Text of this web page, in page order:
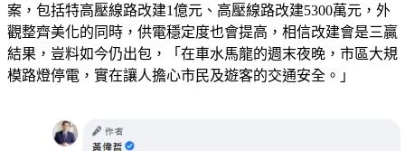
案，包括特高壓線路改建1億元、高壓線路改建5300萬元，外
觀整齊美化的同時，供電穩定度也會提高，相信改建會是三贏
結果，豈料如今仍出包，「在車水馬龍的週末夜晚，市區大規
模路燈停電，實在讓人擔心市民及遊客的交通安全。」